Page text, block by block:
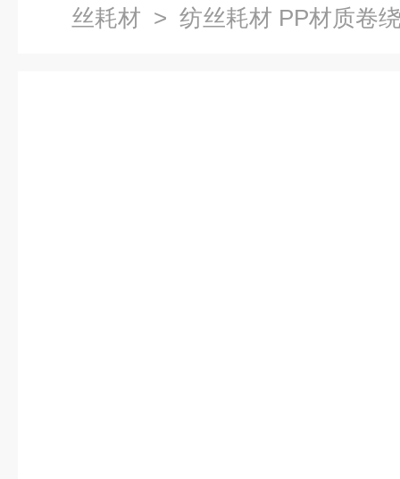
丝耗材 > 纺丝耗材 PP材质卷